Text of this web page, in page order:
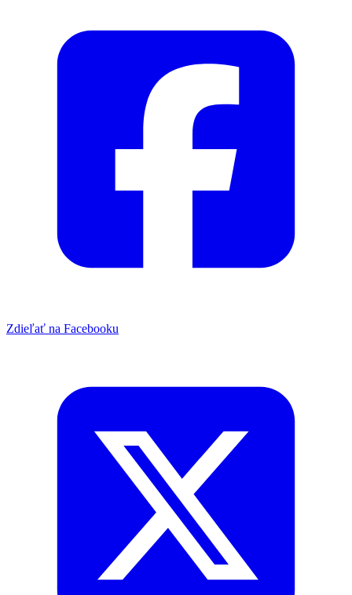
Zdieľať na Facebooku